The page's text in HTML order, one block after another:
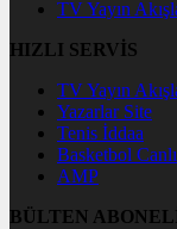
TV Yayın
HIZLI SERVİS
TV Yayın
Yazarlar Site
Tenis İddaa
Basketbol Canlı
AMP
BÜLTEN